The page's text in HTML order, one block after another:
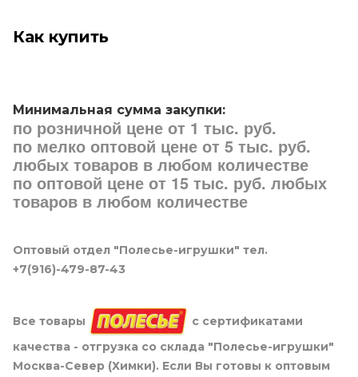
Как купить
Минимальная сумма закупки:
по розничной цене от 1 тыс. руб.
по мелко оптовой цене от 5 тыс. руб.
любых товаров в любом количестве
по оптовой цене от 15 тыс. руб. любых
товаров в любом количестве
Оптовый отдел "Полесье-игрушки" тел.
+7(916)-479-87-43
Все товары
с сертификатами
качества - отгрузка со склада "Полесье-игрушки"
Москва-Север (Химки). Если Вы готовы к оптовым